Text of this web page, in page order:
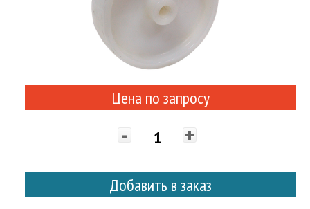
Цена по запросу
- +
Добавить в заказ